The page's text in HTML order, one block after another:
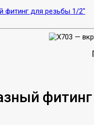
фитинг для резьбы 1/2"
фитинг